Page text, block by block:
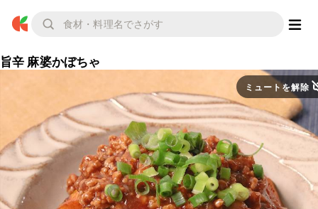
旨辛 麻婆かぼちゃ
ミュートを解除